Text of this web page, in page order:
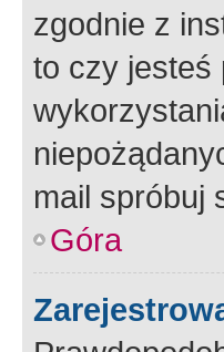
zgodnie z
to czy jesteś
mail spróbuj
Góra